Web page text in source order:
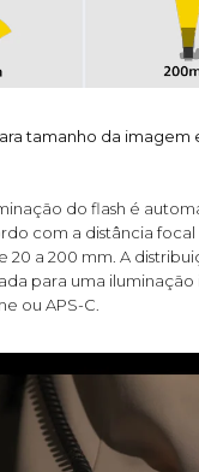
tamanho da imagem
do flash é
com a distância
20 a 200 mm. A
para uma
ou APS-C.